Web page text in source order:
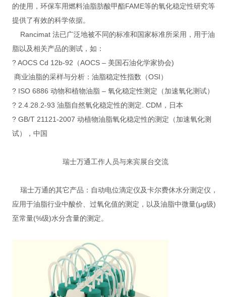
的使用，环保车用燃料油脂肪酸甲酯FAME等的氧化稳定性研究等
提供了有效的科学依据。
Rancimat 法已广泛地被不同的标准和国家标准所采用，用于油
脂以及相关产品的测试，如：
? AOCS Cd 12b-92（AOCS – 美国石油化学家协会)
商业油脂的采样与分析：油脂稳定性指数（OSI）
? ISO 6886 动物和植物油脂 – 氧化稳定性测定（加速氧化测试）
? 2.4.28.2-93 油脂自然氧化稳定性的测定. CDM，日本
? GB/T 21121-2007 动植物油脂氧化稳定性的测定（加速氧化测
试），中国
瑞士万通工作人员与来宾展台交流
瑞士万通的其它产品：自动电位滴定仪及卡尔费休水分测定仪，
应用于油脂行业中酸价、过氧化值的测定，以及油脂中微量(μg级)
至常量(%级)水分含量的测定。